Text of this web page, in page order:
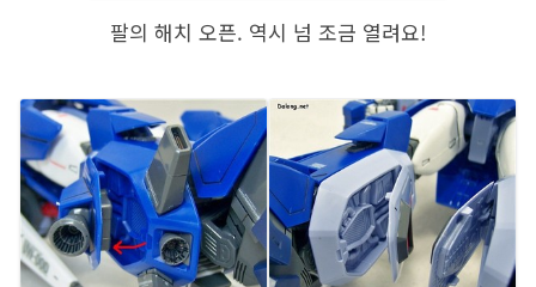
팔의 해치 오픈. 역시 넘 조금 열려요!